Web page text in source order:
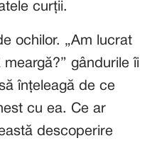
curții.
ochilor. „Am lucrat
gândurile îi
înțeleagă de ce
cu ea. Ce ar
descoperire